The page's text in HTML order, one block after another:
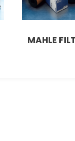
MAHLE